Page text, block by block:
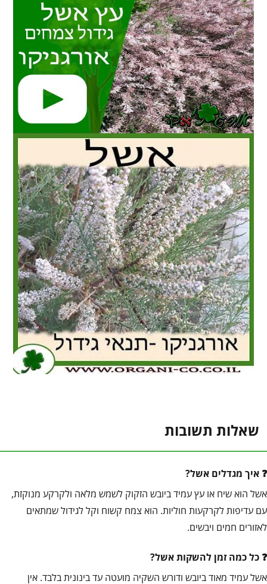
שאלות תשובות
איך מגדלים אשל?
אשל הוא שיח או עץ עמיד ביובש הזקוק לשמש מלאה ולקרקע מנוקזת,
עם עדיפות לקרקעות חוליות. הוא צמח קשוח וקל לגידול שמתאים
לאזורים חמים ויבשים.
כל כמה זמן להשקות אשל?
אשל עמיד מאוד ביובש ודורש השקיה מועטה עד בינונית בלבד. אין